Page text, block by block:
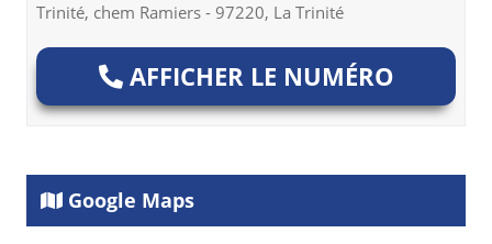
Trinité, chem Ramiers - 97220, La Trinité
AFFICHER LE NUMÉRO
Google Maps